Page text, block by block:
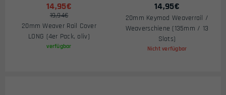
14,95€
19,94€
20mm Weaver Rail Cover
LONG (4er Pack, oliv)
verfügbar
14,95€
20mm Keymod Weaverrail /
Weaverschiene (135mm / 13
Slots)
Nicht verfügbar